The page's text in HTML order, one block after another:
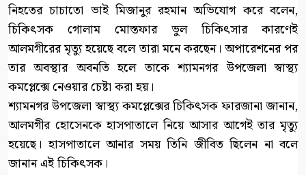
নিহতের চাচাতো ভাই মিজানুর রহমান অভিযোগ করে বলেন,
চিকিৎসক গোলাম মোস্তফার ভুল চিকিৎসার কারণেই
আলমগীরের মৃত্যু হয়েছে বলে তারা মনে করছেন। অপারেশনের পর
তার অবস্থার অবনতি হলে তাকে শ্যামনগর উপজেলা স্বাস্থ্য
কমপ্লেক্সে নেওয়ার চেষ্টা করা হয়।
শ্যামনগর উপজেলা স্বাস্থ্য কমপ্লেক্সের চিকিৎসক ফারজানা জানান,
আলমগীর হোসেনকে হাসপাতালে নিয়ে আসার আগেই তার মৃত্যু
হয়েছে। হাসপাতালে আনার সময় তিনি জীবিত ছিলেন না বলে
জানান এই চিকিৎসক।